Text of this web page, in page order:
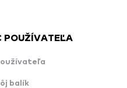
POUŽÍVATEĽA
balík